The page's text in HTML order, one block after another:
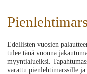
Edellisten vuosien
tulee tänä vuonna
myyntialueiksi.
varattu pienlehtimarssille